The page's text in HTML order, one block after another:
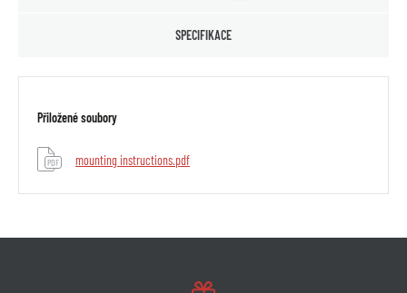
SPECIFIKACE
Přiložené soubory
PDF mounting instructions.pdf